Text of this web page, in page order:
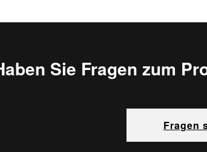
Sie Fragen zum
Fragen